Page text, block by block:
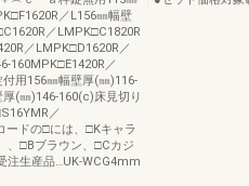
／L156㎜幅壁
／LMPK□C1820R
／LMPK□D1620R／
160MPK□E1420R／
用156㎜幅壁厚(㎜)116-
(㎜)146-160(c)床見切り
／
ードの□には、□Kキャラ
、□Bブラウン、□Cカジ
注生産品…UK-WCG4mm